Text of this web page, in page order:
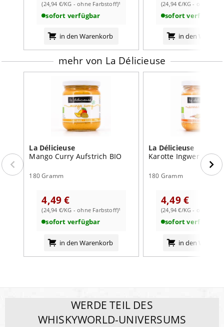
Zitronensaft*, Kurkuma Pulver*, Kreuzkümmel*,
schwarzer Pfeffer Granulat*.
*Zutaten aus kontrolliert biologischem Anbau (EU-Nicht
EU Landwirtschaft)
sonstige Hinweise:
Nach dem Öffnen im Kühlschrank aufbewahren und
innerhalb 7 Tagen verbrauchen.
Nährwertangaben:
Brennwert
kcal
Fett
42g
davon:
Kohlenhydrate
8,6g
(24,94 €/KG - ohne Farbstoff)¹
sofort verfügbar
in den Warenkorb
(24,94 €/KG - ohne
sofort verfügbar
in den
mehr von La Délicieuse
La Délicieuse
Mango Curry Aufstrich BIO
180 Gramm
4,49 €
(24,94 €/KG - ohne Farbstoff)¹
sofort verfügbar
in den Warenkorb
La Délicieuse
Karotte Ingwer
180 Gramm
4,49 €
(24,94 €/KG - ohne
sofort verfügbar
in den
WERDE TEIL DES
WHISKYWORLD-UNIVERSUMS